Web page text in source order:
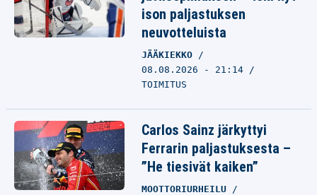
ison paljastuksen
neuvotteluista
JÄÄKIEKKO
08.08.2026 - 21:14
TOIMITUS
Carlos Sainz järkyttyi
Ferrarin paljastuksesta –
”He tiesivät kaiken”
MOOTTORIURHEILU